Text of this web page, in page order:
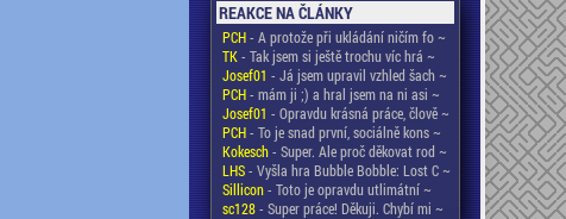
REAKCE NA ČLÁNKY
PCH- A protože při ukládání ničím fo ~
TK- Tak jsem si ještě trochu víc hrá ~
Josef01 - Já jsem upravil vzhled šach ~
PCH- mám ji ;) a hral jsem na ni asi ~
Josef01 - Opravdu krásná práce, člově ~
PCH- To je snad první, sociálně kons ~
Kokesch- Super. Ale proč děkovat rod ~
LHS- Vyšla hra Bubble Bobble: Lost C ~
Sillicon- Toto je opravdu utlimátní ~
sc128- Super práce! Děkuji. Chybí mi ~